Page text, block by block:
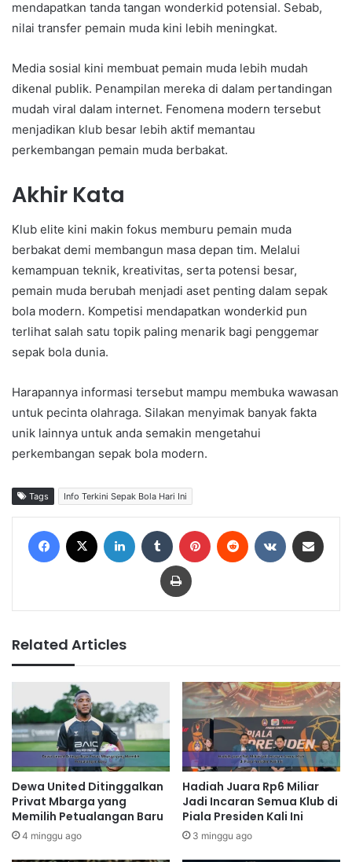
mendapatkan tanda tangan wonderkid potensial. Sebab,
nilai transfer pemain muda kini lebih meningkat.
Media sosial kini membuat pemain muda lebih mudah
dikenal publik. Penampilan mereka di dalam pertandingan
mudah viral dalam internet. Fenomena modern tersebut
menjadikan klub besar lebih aktif memantau
perkembangan pemain muda berbakat.
Akhir Kata
Klub elite kini makin fokus memburu pemain muda
berbakat demi membangun masa depan tim. Melalui
kemampuan teknik, kreativitas, serta potensi besar,
pemain muda berubah menjadi aset penting dalam sepak
bola modern. Kompetisi mendapatkan wonderkid pun
terlihat salah satu topik paling menarik bagi penggemar
sepak bola dunia.
Harapannya informasi tersebut mampu membuka wawasan
untuk pecinta olahraga. Silakan menyimak banyak fakta
unik lainnya untuk anda semakin mengetahui
perkembangan sepak bola modern.
Tags Info Terkini Sepak Bola Hari Ini
Print
Related Articles
Dewa United Ditinggalkan
Privat Mbarga yang
Memilih Petualangan Baru
4 minggu ago
Hadiah Juara Rp6 Miliar
Jadi Incaran Semua Klub di
Piala Presiden Kali Ini
3 minggu ago